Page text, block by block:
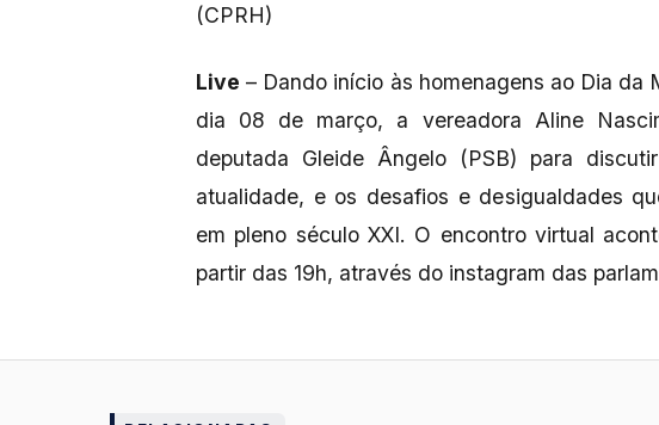
(CPRH)
Live – Dando início às homenagens ao Dia da
dia 08 de março, a vereadora Aline
deputada Gleide Ângelo (PSB) para
atualidade, e os desafios e desigualdades
em pleno século XXI. O encontro virtual
partir das 19h, através do instagram das